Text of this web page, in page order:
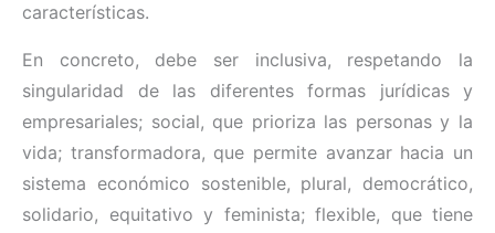
características.
En concreto, debe ser inclusiva, respetando la
singularidad de las diferentes formas jurídicas y
empresariales; social, que prioriza las personas y la
vida; transformadora, que permite avanzar hacia un
sistema económico sostenible, plural, democrático,
solidario, equitativo y feminista; flexible, que tiene